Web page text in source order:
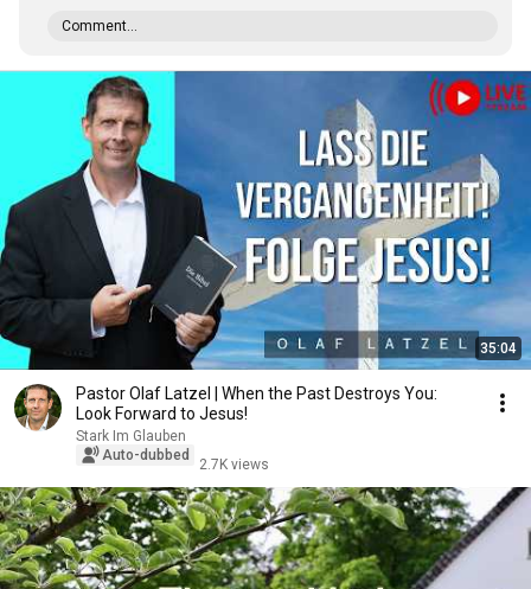
Comment...
35:04
Pastor Olaf Latzel | When the Past Destroys You:
Look Forward to Jesus!
Stark Im Glauben
Auto-dubbed
2.7K views